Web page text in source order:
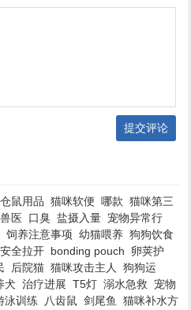
提交评论
仓鼠用品 猫咪软便 哪款 猫咪第三
医 口臭 盐摄入量 宠物异常行
饲养注意事项 幼猫喂养 狗狗饮食
安全拉开 bonding pouch
卵荚护
后院猫 猫咪攻击主人
狗狗运
犬 治疗进展 T5灯 溺水急救
宠物
泳训练 八齿鼠 剑尾鱼
猫咪补水方